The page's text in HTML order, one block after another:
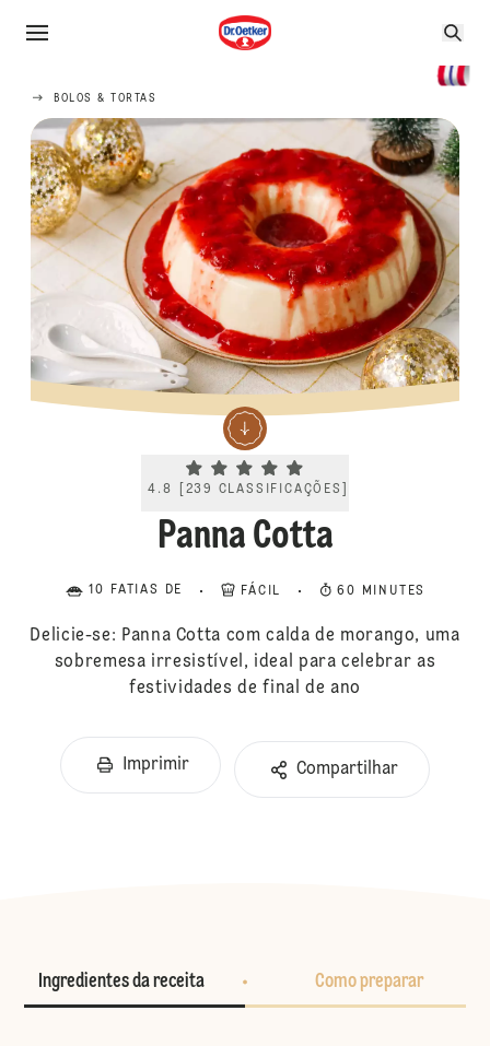
BOLOS & TORTAS
Current rating 4.8. Click to rate.
4.8 239 CLASSIFICAÇÕES
Panna Cotta
10 FATIAS DE FÁCIL 60 MINUTES
Delicie-se: Panna Cotta com calda de morango, uma
sobremesa irresistível, ideal para celebrar as
festividades de final de ano
Imprimir Compartilhar
Ingredientes da receita Como preparar